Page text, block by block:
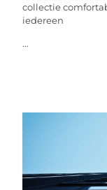
collectie
iedereen
...